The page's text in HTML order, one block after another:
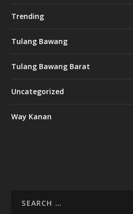
Trending
Tulang Bawang
Tulang Bawang Barat
Uncategorized
Way Kanan